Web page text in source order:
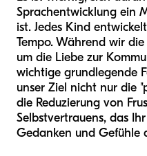
Sprachentwicklung ein
ist. Jedes Kind
Tempo. Während wir
um die Liebe zur
wichtige grundlegende
unser Ziel nicht nur die
die Reduzierung von
Selbstvertrauens, das
Gedanken und Gefühle